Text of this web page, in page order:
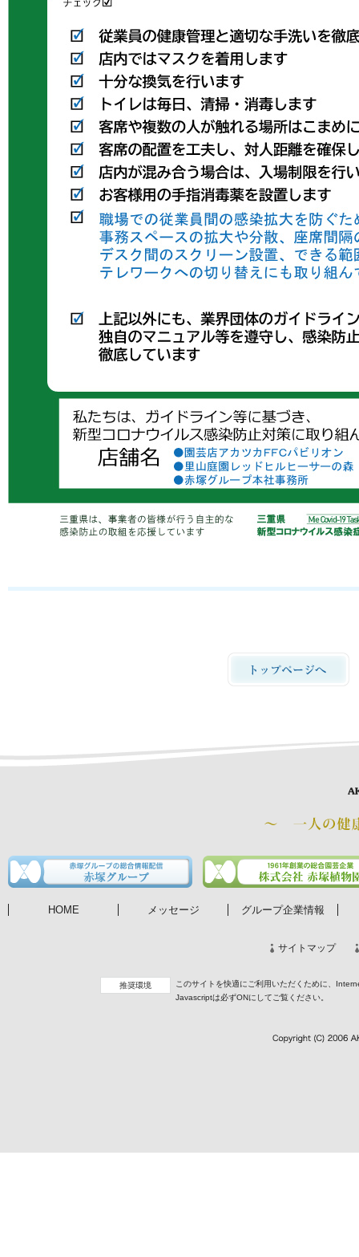
HOME メッセージ グループ企業情報
サイトマップ
推奨環境
このサイトを快適にご利用いただくために、
Javascriptは必ずONにしてご覧ください。